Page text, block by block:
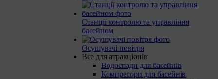
Станції контролю та управління
басейном
Осушувачі повітря
Все для атракціонів
Водоспади для басейнів
Компресори для басейнів